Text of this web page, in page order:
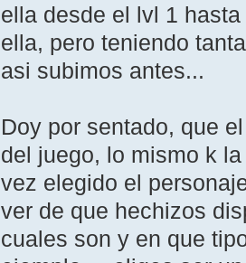
ella desde el lvl 1
ella, pero teniendo
asi subimos antes...
Doy por sentado, que
del juego, lo mismo k
vez elegido el
ver de que hechizos
cuales son y en que